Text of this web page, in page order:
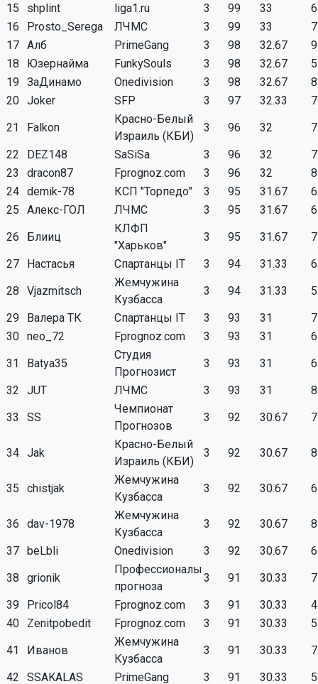
15
shplint liga1.ru 3 99 33
6
16
Prosto_Serega ЛЧМС 3 99 33
7
17 Алб PrimeGang 3 98 32.67
9
18
Юзернайма FunkySouls 3 98 32.67
5
19 ЗаДинамо Onedivision 3 98 32.67
8
20 Joker SFP 3 97 32.33
7
21
Falkon
Красно-Белый
Израиль (КБИ)
3 96 32
7
22
DEZ148 SaSiSa 3 96 32
7
23
dracon87 Fprognoz.com 3 96 32
8
24 demik-78 КСП "Торпедо" 3 95 31.67
6
25
Алекс-ГОЛ ЛЧМС 3 95 31.67
6
26
Блииц
КЛФП
"Харьков"
3 95 31.67
7
27
Настасья Спартанцы IT 3 94 31.33
6
28
Vjazmitsch
Жемчужина
Кузбасса
3 94 31.33
5
29
Валера ТК Спартанцы IT 3 93 31
7
30 neo_72 Fprognoz.com 3 93 31
6
31
Batya35
Студия
Прогнозист
3 93 31
6
32
JUT ЛЧМС 3 93 31
8
33
SS
Чемпионат
Прогнозов
3 92 30.67 7
34 Jak
Красно-Белый
Израиль (КБИ)
3 92 30.67 8
35 chistjak
Жемчужина
Кузбасса
3 92 30.67 6
36 dav-1978
Жемчужина
Кузбасса
3 92 30.67
8
37 beLbli Onedivision 3 92 30.67
6
38
grionik
Профессионалы
прогноза
3 91 30.33
7
39
Pricol84 Fprognoz.com 3 91 30.33
4
40
Zenitpobedit Fprognoz.com 3 91 30.33
5
41
Иванов
Жемчужина
Кузбасса
3 91 30.33
7
42
SSAKALAS PrimeGang 3 91 30.33 5